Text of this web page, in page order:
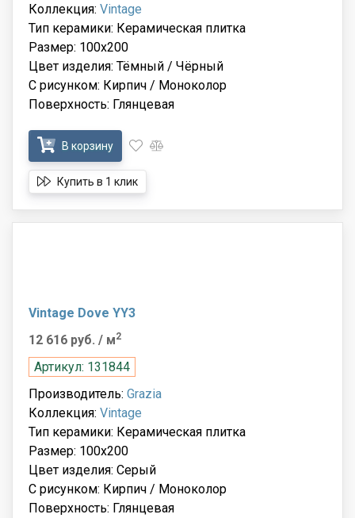
Коллекция: Vintage
Тип керамики: Керамическая плитка
Размер: 100x200
Цвет изделия: Тёмный / Чёрный
С рисунком: Кирпич / Моноколор
Поверхность: Глянцевая
В корзину
Купить в 1 клик
Vintage Dove YY3
12 616 руб. / м2
Артикул: 131844
Производитель: Grazia
Коллекция: Vintage
Тип керамики: Керамическая плитка
Размер: 100x200
Цвет изделия: Серый
С рисунком: Кирпич / Моноколор
Поверхность: Глянцевая